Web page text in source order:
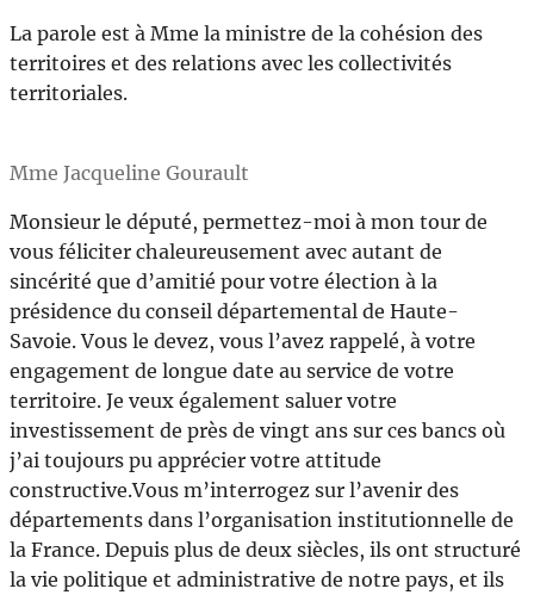
La parole est à Mme la ministre de la cohésion des
territoires et des relations avec les collectivités
territoriales.
Mme Jacqueline Gourault
Monsieur le député, permettez-moi à mon tour de
vous féliciter chaleureusement avec autant de
sincérité que d’amitié pour votre élection à la
présidence du conseil départemental de Haute-
Savoie. Vous le devez, vous l’avez rappelé, à votre
engagement de longue date au service de votre
territoire. Je veux également saluer votre
investissement de près de vingt ans sur ces bancs où
j’ai toujours pu apprécier votre attitude
constructive.Vous m’interrogez sur l’avenir des
départements dans l’organisation institutionnelle de
la France. Depuis plus de deux siècles, ils ont structuré
la vie politique et administrative de notre pays, et ils